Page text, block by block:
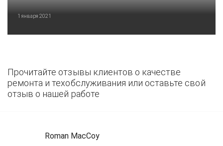
1 января 2021
Прочитайте отзывы клиентов о качестве
ремонта и техобслуживания или оставьте свой
отзыв о нашей работе
Roman MacCoy